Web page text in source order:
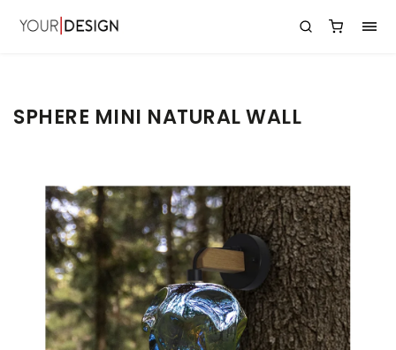
SPHERE MINI NATURAL WALL